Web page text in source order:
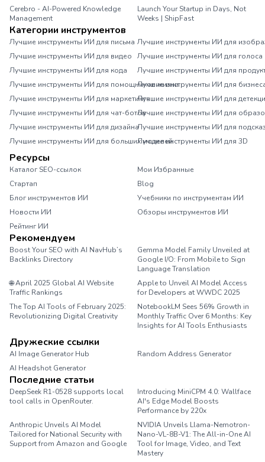
Cerebro - AI-Powered Knowledge
Management
Launch Your Startup in Days, Not
Weeks | ShipFast
Категории инструментов
Лучшие инструменты ИИ для письма Лучшие инструменты ИИ для
Лучшие инструменты ИИ для видео
Лучшие инструменты ИИ для голоса
Лучшие инструменты ИИ для кода
Лучшие инструменты ИИ для
Лучшие инструменты ИИ для помощников жизниЛучшие инструменты ИИ для
Лучшие инструменты ИИ для маркетингаЛучшие инструменты ИИ для
Лучшие инструменты ИИ для чат-ботовЛучшие инструменты ИИ для
Лучшие инструменты ИИ для дизайнаЛучшие инструменты ИИ для
Лучшие инструменты ИИ для больших моделейЛучшие инструменты ИИ для 3D
Ресурсы
Каталог SEO-ссылок
Мои Избранные
Стартап
Blog
Блог инструментов ИИ
Учебники по инструментам ИИ
Новости ИИ
Обзоры инструментов ИИ
Рейтинг ИИ
Рекомендуем
Boost Your SEO with AI NavHub’s
Backlinks Directory
Gemma Model Family Unveiled at
Google I/O: From Mobile to Sign
Language Translation
🌐 April 2025 Global AI Website
Traffic Rankings
Apple to Unveil AI Model Access
for Developers at WWDC 2025
The Top AI Tools of February 2025:
Revolutionizing Digital Creativity
NotebookLM Sees 56% Growth in
Monthly Traffic Over 6 Months: Key
Insights for AI Tools Enthusiasts
Дружеские ссылки
AI Image Generator Hub
Random Address Generator
AI Headshot Generator
Последние статьи
DeepSeek R1-0528 supports local
tool calls in OpenRouter.
Introducing MiniCPM 4.0: Wallface
AI's Edge Model Boosts
Performance by 220x
Anthropic Unveils AI Model
Tailored for National Security with
Support from Amazon and Google
NVIDIA Unveils Llama-Nemotron-
Nano-VL-8B-V1: The All-in-One AI
Tool for Image, Video, and Text
Mastery